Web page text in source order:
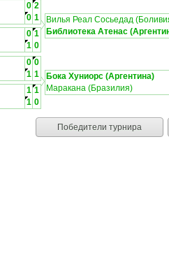
0 2
0 1
0 1
1 0
Вилья Реал Сосьедад
Библиотека Атенас
0 0
1 1
1 1
1 0
Бока Хуниорс (Аргентина)
Маракана (Бразилия)
Победители турнира